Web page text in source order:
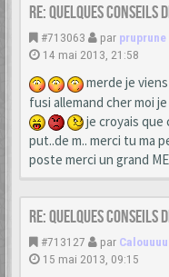
Re: Quelques
#713063 par pruprune
14 mai 2013, 21:58
merde je
fusi allemand cher moi
je croyais
put..de m.. merci tu ma
poste merci un grand
Re: Quelques
#713127 par Calouuuu
15 mai 2013, 09:15